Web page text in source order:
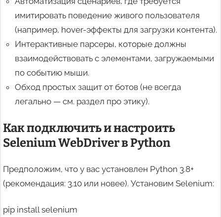
имитировать поведение живого пользователя
(например, hover-эффекты для загрузки контента).
Интерактивные парсеры, которые должны
взаимодействовать с элементами, загружаемыми
по событию мыши.
Обход простых защит от ботов (не всегда
легально — см. раздел про этику).
Как подключить и настроить
Selenium WebDriver в Python
Предположим, что у вас установлен Python 3.8+
(рекомендация: 3.10 или новее). Установим Selenium:
pip install selenium